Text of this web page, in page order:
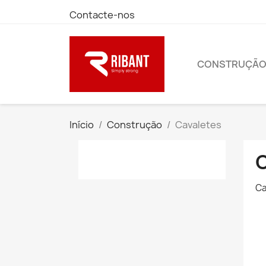
Contacte-nos
CONSTRUÇÃO
Início Construção Cavaletes